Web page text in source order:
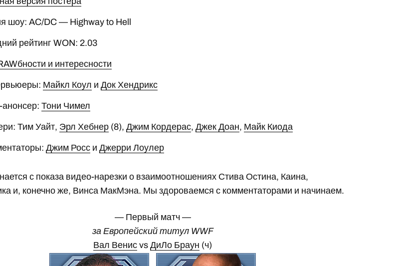
шоу: AC/DC — Highway to Hell
рейтинг WON: 2.03
и интересности
Майкл Коул иДок Хендрикс
анонсер:Тони Чимел
Тим Уайт, Эрл Хебнер (8),Джим Кордерас,Джек Доан, Майк Киода
Джим Росс иДжерри Лоулер
с показа видео-нарезки о взаимоотношениях Стива Остина, Каина,
и, конечно же, Винса МакМэна. Мы здороваемся с комментаторами и начинаем.
— Первый матч —
за Европейский титул WWF
Вал Венис vs ДиЛо Браун (ч)